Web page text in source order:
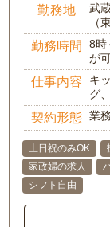
勤務地
武
（
勤務時間
8時
が
仕事内容
キ
グ
契約形態 業
土日祝のみOK
家政婦の求人
シフト自由